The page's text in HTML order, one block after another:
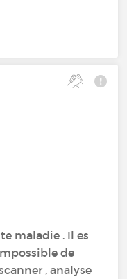
maladie . Il es
de
, analyse